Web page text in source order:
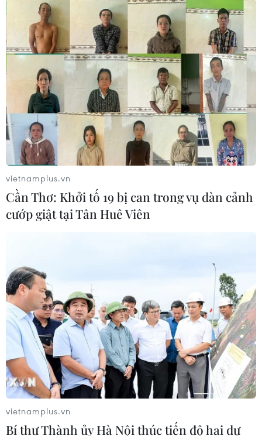
TIN CÙNG CHUYÊN MỤC
Thị trường vaccine thế giới chuyển
hướng sang người cao tuổi
08/08/2026 15:01
vietnamplus.vn
Cần Thơ: Khởi tố 19 bị can trong vụ dàn cảnh
cướp giật tại Tân Huê Viên
vietnamplus.vn
Bí thư Thành ủy Hà Nội thúc tiến độ hai dự